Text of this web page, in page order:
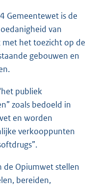
Gemeentewet is de
van
met het toezicht op de
gebouwen en
publiek
zoals bedoeld in
en worden
verkooppunten
de Opiumwet stellen
bereiden,